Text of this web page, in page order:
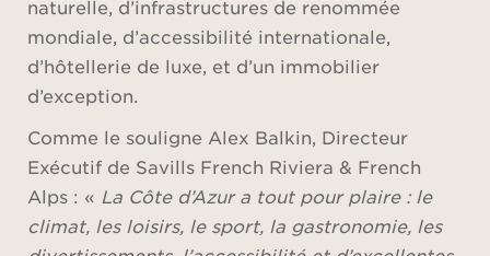
naturelle, d’infrastructures de renommée
mondiale, d’accessibilité internationale,
d’hôtellerie de luxe, et d’un immobilier
d’exception.
Comme le souligne Alex Balkin, Directeur
Exécutif de Savills French Riviera & French
Alps : « La Côte d’Azur a tout pour plaire : le
climat, les loisirs, le sport, la gastronomie, les